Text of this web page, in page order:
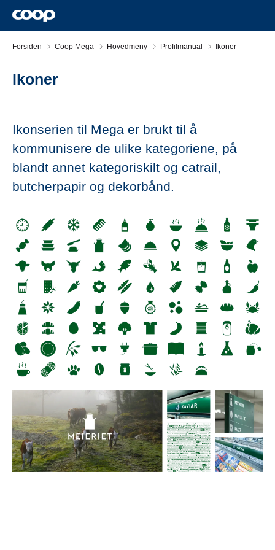
Forsiden Coop Mega Hovedmeny Profilmanual Ikoner
Ikoner
Ikonserien til Mega er brukt til å
kommunisere de ulike kategoriene, på
blandt annet kategoriskilt og catrail,
butcherpapir og dekorbånd.